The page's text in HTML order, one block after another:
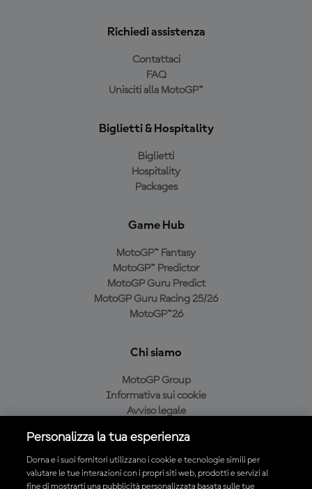
Richiedi assistenza
Contattaci
FAQ
Unisciti alla MotoGP™
Biglietti & Hospitality
Biglietti
Hospitality
Packages
Game Hub
MotoGP™ Fantasy
MotoGP™ Predictor
MotoGP Guru Predict
MotoGP Guru Racing 25/26
MotoGP™26
Chi siamo
MotoGP Group
Informativa sui cookie
Avviso legale
Condizioni di acquisto
Personalizza la tua esperienza
Dorna e i suoi fornitori utilizzano i cookie e tecnologie simili per
valutare le tue interazioni con i propri siti web, prodotti e servizi al
fine di mostrarti una pubblicità personalizzata basata sulle tue